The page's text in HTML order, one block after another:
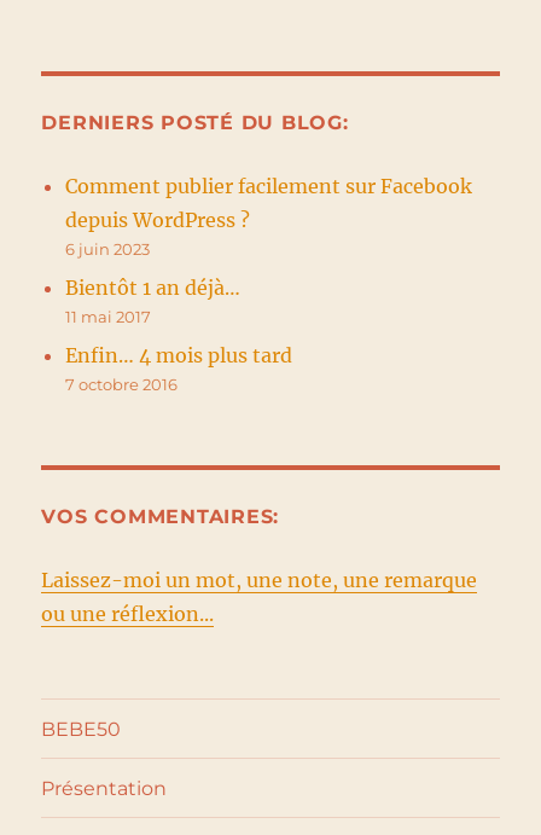
DERNIERS POSTÉ DU BLOG:
Comment publier facilement sur Facebook
depuis WordPress ?
6 juin 2023
Bientôt 1 an déjà…
11 mai 2017
Enfin… 4 mois plus tard
7 octobre 2016
VOS COMMENTAIRES:
Laissez-moi un mot, une note, une remarque
ou une réflexion...
BEBE50
Présentation